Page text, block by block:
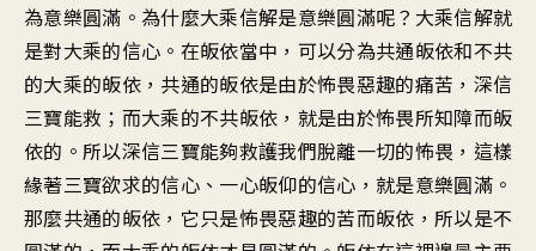
為意樂圓滿 。 為什麼大乘信解是意樂圓滿呢？ 大乘信解就
是對大乘的信心 。 在皈依當中 ， 可以分為共通皈依和不共
的大乘的皈依 ， 共通的皈依是由於怖畏惡趣的痛苦 ， 深信
三寶能救 ； 而大乘的不共皈依 ， 就是由於怖畏所知障而皈
依的 。所以深信三寶能夠救護我們脫離一切的怖畏 ， 這樣
緣著三寶欲求的信心 、 一心皈仰的信心 ，就是意樂圓滿 。
那麼共通的皈依 ， 它只是怖畏惡趣的苦而皈依 ，所以是不